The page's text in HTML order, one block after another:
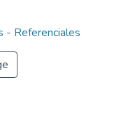
- Referenciales